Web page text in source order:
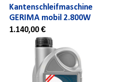
Kantenschleifmaschine
GERIMA mobil 2.800W
1.140,00 €